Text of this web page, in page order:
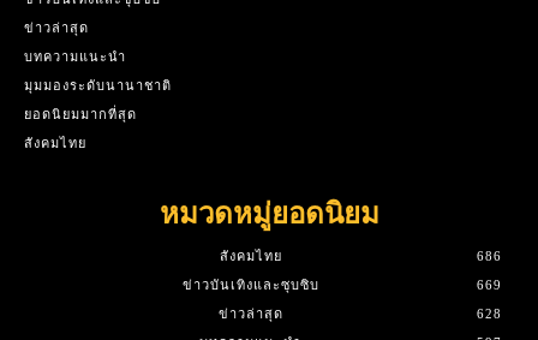
ข่าวล่าสุด
บทความแนะนำ
มุมมองระดับนานาชาติ
ยอดนิยมมากที่สุด
สังคมไทย
หมวดหมู่ยอดนิยม
สังคมไทย
686
ข่าวบันเทิงและซุบซิบ
669
ข่าวล่าสุด
628